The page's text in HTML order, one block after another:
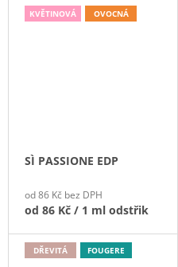
KVĚTINOVÁ OVOCNÁ
SÌ PASSIONE EDP
od 86 Kč bez DPH
od 86 Kč / 1 ml odstřik
DŘEVITÁ FOUGERE